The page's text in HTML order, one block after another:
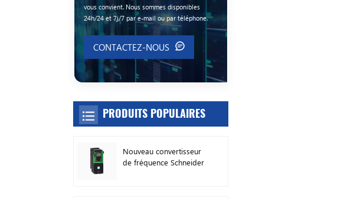
vous convient. Nous sommes disponibles
24h/24 et 7j/7 par e-mail ou par téléphone.
CONTACTEZ-NOUS
PRODUITS POPULAIRES
Nouveau convertisseur
de fréquence Schneider